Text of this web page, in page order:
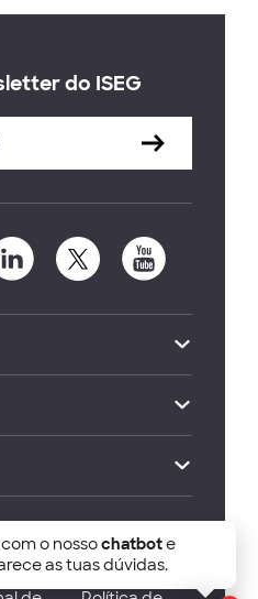
do ISEG
School of Economics
com o nossochatbote
as tuas dúvidas.